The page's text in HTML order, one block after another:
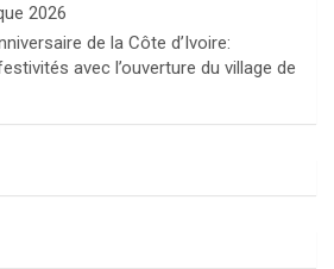
2026
de la Côte d’Ivoire:
avec l’ouverture du village de